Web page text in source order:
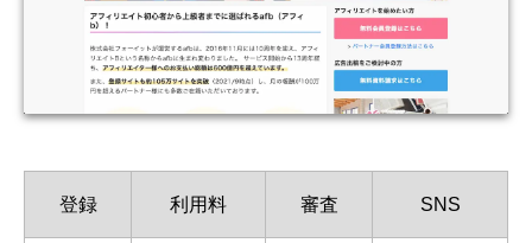
登録 利用料 審査 SNS